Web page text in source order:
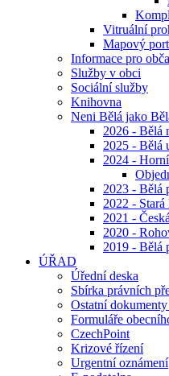
Vitruální
Mapový
Informace pro
Služby v obci
Sociální služby
Knihovna
Neni Bělá jako
2026 - Bělá
2025 - Bělá
2024 -
2023 - Bělá
2022 -
2021 -
2020 -
2019 - Bělá
ÚŘAD
Úřední deska
Sbírka právních
Ostatní
Formuláře
CzechPoint
Krizové řízení
Urgentní oznámení